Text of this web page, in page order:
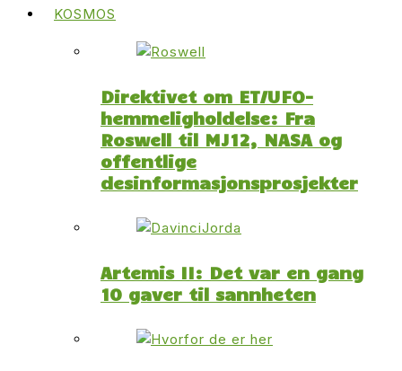
KOSMOS
Direktivet om ET/UFO-
hemmeligholdelse: Fra
Roswell til MJ12, NASA og
offentlige
desinformasjonsprosjekter
Artemis II: Det var en gang
10 gaver til sannheten